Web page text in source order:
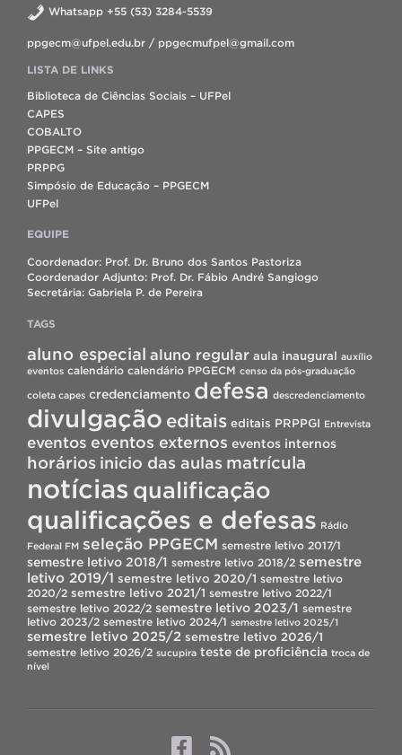
Whatsapp +55 (53) 3284-5539
ppgecm@ufpel.edu.br / ppgecmufpel@gmail.com
LISTA DE LINKS
Biblioteca de Ciências Sociais – UFPel
CAPES
COBALTO
PPGECM – Site antigo
PRPPG
Simpósio de Educação – PPGECM
UFPel
EQUIPE
Coordenador: Prof. Dr. Bruno dos Santos Pastoriza
Coordenador Adjunto: Prof. Dr. Fábio André Sangiogo
Secretária: Gabriela P. de Pereira
TAGS
aluno especial aluno regular aula inaugural auxílio
eventos calendário calendário PPGECM censo da pós-graduação
coleta capes credenciamento defesa descredenciamento
divulgação editais editais PRPPGI Entrevista
eventos eventos externos eventos internos
horários inicio das aulas matrícula
notícias qualificação
qualificações e defesas Rádio
Federal FM seleção PPGECM semestre letivo 2017/1
semestre letivo 2018/1 semestre letivo 2018/2 semestre
letivo 2019/1 semestre letivo 2020/1 semestre letivo
2020/2 semestre letivo 2021/1 semestre letivo 2022/1
semestre letivo 2022/2 semestre letivo 2023/1 semestre
letivo 2023/2 semestre letivo 2024/1 semestre letivo 2025/1
semestre letivo 2025/2 semestre letivo 2026/1
semestre letivo 2026/2 sucupira teste de proficiência troca de
nível